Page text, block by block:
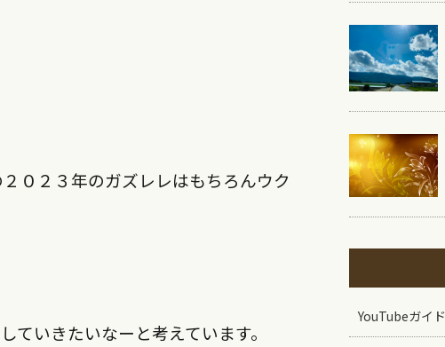
０２３年のガズレレはもちろんウク
いきたいなーと考えています。
YouTubeガイド